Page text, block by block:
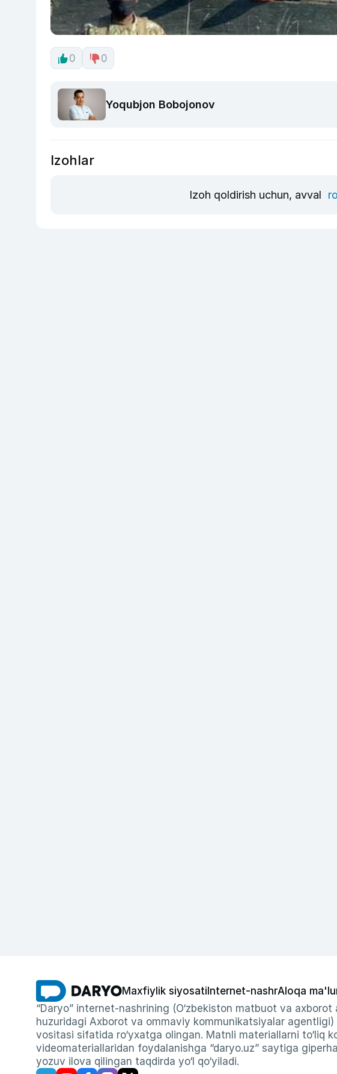
0 0
Yoqubjon Bobojonov
Izohlar
Izoh qoldirish uchun, avval
Maxfiylik siyosati Internet-nashrAloqa
“Daryo” internet-nashrining (O‘zbekiston matbuot va
huzuridagi Axborot va ommaviy kommunikatsiyalar
vositasi sifatida ro‘yxatga olingan. Matnli materiallarni to‘liq
videomateriallaridan foydalanishga “daryo.uz” saytiga
yozuv ilova qilingan taqdirda yo‘l qo‘yiladi.